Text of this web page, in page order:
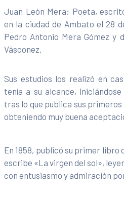
Juan León Mera: Poeta,
en la ciudad de Ambato el 28
Pedro Antonio Mera Gómez y
Vásconez.
Sus estudios los realizó en
tenía a su alcance,
tras lo que publica sus
obteniendo muy buena
En 1858, publicó su primer libro
escribe «La virgen del sol»,
con entusiasmo y admiración